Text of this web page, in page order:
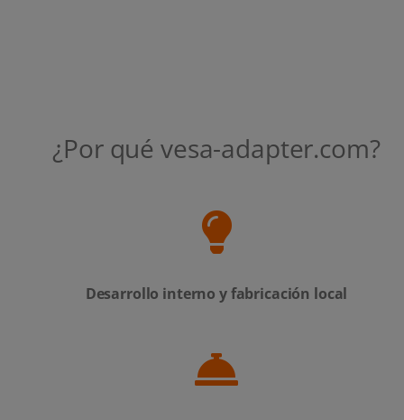
¿Por qué vesa-adapter.com?
Desarrollo interno y fabricación local